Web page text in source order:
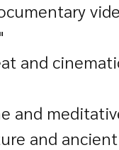
and
and
and